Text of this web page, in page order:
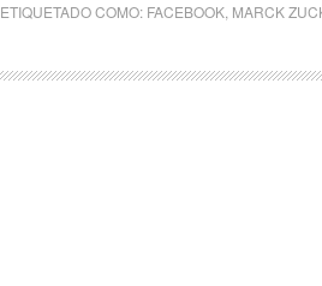
ETIQUETADO COMO: FACEBOOK MARCK